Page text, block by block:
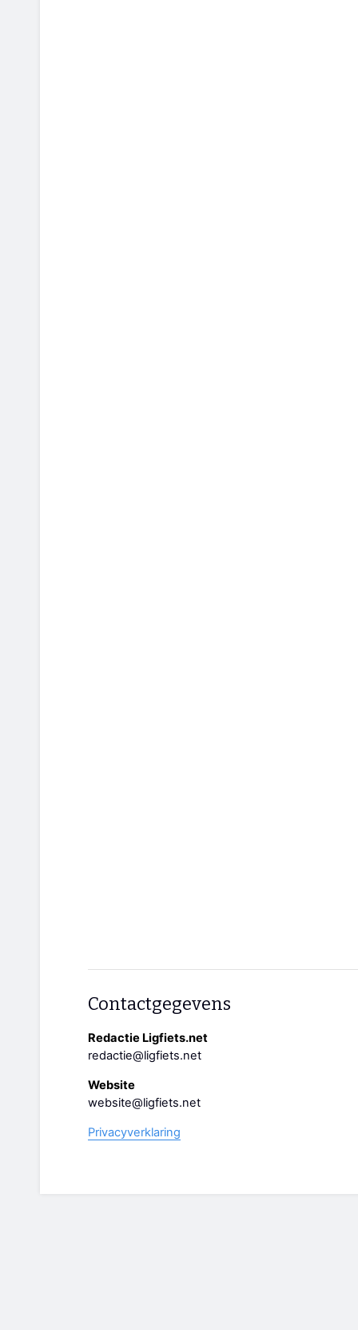
Contactgegevens
Redactie Ligfiets.net
redactie@ligfiets.net
Website
website@ligfiets.net
Privacyverklaring